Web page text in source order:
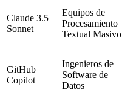
Claude 3.5
Sonnet
Equipos de
Procesamiento
Textual Masivo
GitHub
Copilot
Ingenieros de
Software de
Datos